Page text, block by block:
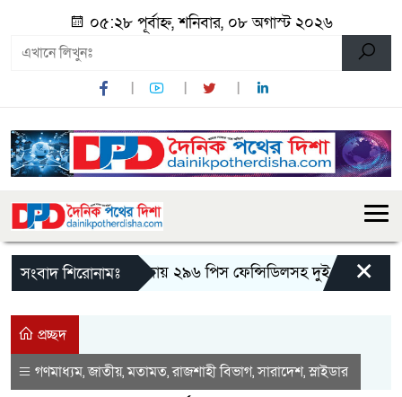
০৫:২৮ পূর্বাহ্ন, শনিবার, ০৮ অগাস্ট ২০২৬
সংবাদ শিরোনামঃমান্দায় ২৯৬ পিস ফেন্সিডিলসহ দুই মাদক ×
প্রচ্ছদ
গণমাধ্যম,জাতীয়,মতামত,রাজশাহী বিভাগ,সারাদেশ,স্লাইডার